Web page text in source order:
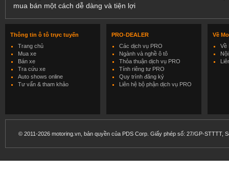
mua bán một cách dễ dàng và tiện lợi
Thông tin ô tô trực tuyến
Trang chủ
Mua xe
Bán xe
Tra cứu xe
Auto shows online
Tư vấn & tham khảo
PRO-DEALER
Các dịch vụ PRO
Ngành và nghề ô tô
Thỏa thuận dịch vụ PRO
Tính riêng tư PRO
Quy trình đăng ký
Liên hệ bộ phận dịch vụ PRO
Về
Về
© 2011-2026 motoring.vn, bản quyền của PDS Corp. Giấy phép số: 27/GP-STTTT,